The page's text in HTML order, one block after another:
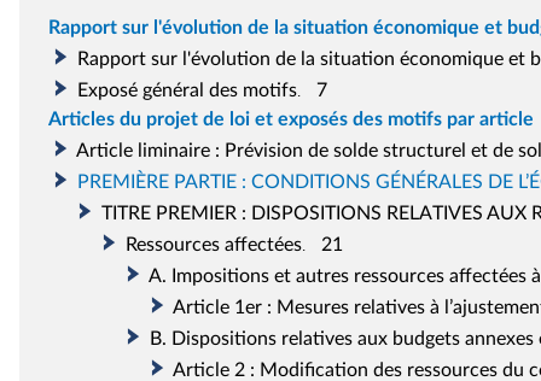
Rapport sur l'évolution de la situation économique et
Rapport sur l'évolution de la situation économique et
Exposé général des motifs.
7
Articles du projet de loi et exposés des motifs par article
Article liminaire : Prévision de solde structurel et de
PREMIÈRE PARTIE : CONDITIONS GÉNÉRALES DE
TITRE PREMIER : DISPOSITIONS RELATIVES AUX
Ressources affectées.
21
A. Impositions et autres ressources affectées
Article 1er : Mesures relatives à
B. Dispositions relatives aux budgets
Article 2 : Modification des ressources du